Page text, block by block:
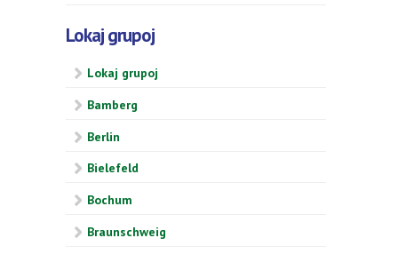
Lokaj grupoj
Lokaj grupoj
Bamberg
Berlin
Bielefeld
Bochum
Braunschweig